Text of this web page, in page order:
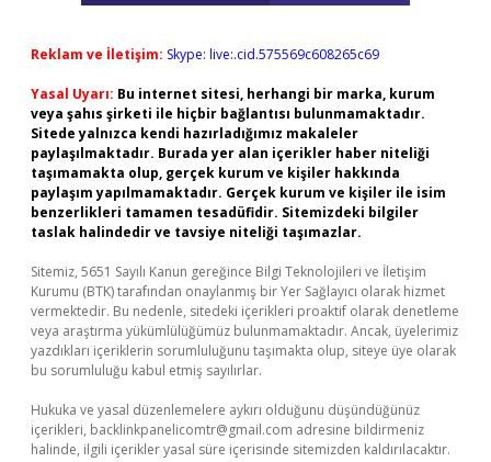
Reklam ve İletişim: Skype: live:.cid.575569c608265c69
Yasal Uyarı: Bu internet sitesi, herhangi bir marka, kurum
veya şahıs şirketi ile hiçbir bağlantısı bulunmamaktadır.
Sitede yalnızca kendi hazırladığımız makaleler
paylaşılmaktadır. Burada yer alan içerikler haber niteliği
taşımamakta olup, gerçek kurum ve kişiler hakkında
paylaşım yapılmamaktadır. Gerçek kurum ve kişiler ile isim
benzerlikleri tamamen tesadüfidir. Sitemizdeki bilgiler
taslak halindedir ve tavsiye niteliği taşımazlar.
Sitemiz, 5651 Sayılı Kanun gereğince Bilgi Teknolojileri ve İletişim
Kurumu (BTK) tarafından onaylanmış bir Yer Sağlayıcı olarak hizmet
vermektedir. Bu nedenle, sitedeki içerikleri proaktif olarak denetleme
veya araştırma yükümlülüğümüz bulunmamaktadır. Ancak, üyelerimiz
yazdıkları içeriklerin sorumluluğunu taşımakta olup, siteye üye olarak
bu sorumluluğu kabul etmiş sayılırlar.
Hukuka ve yasal düzenlemelere aykırı olduğunu düşündüğünüz
içerikleri, backlinkpanelicomtr@gmail.com adresine bildirmeniz
halinde, ilgili içerikler yasal süre içerisinde sitemizden kaldırılacaktır.